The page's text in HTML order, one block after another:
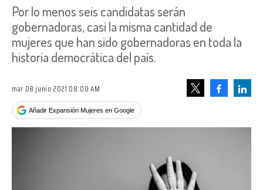
Por lo menos seis candidatas serán
gobernadoras, casi la misma cantidad de
mujeres que han sido gobernadoras en toda la
historia democrática del país.
mar 08 junio 2021 08:00 AM
Añadir Expansión Mujeres en Google
Facebook